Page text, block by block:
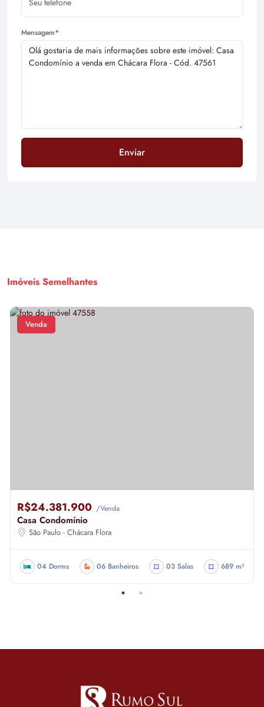
Mensagem*
Enviar
Imóveis Semelhantes
Venda
R$24.381.900 /Venda
Casa Condomínio
São Paulo - Chácara Flora
04 Dorms 06 Banheiros 03 Salas 689 m²